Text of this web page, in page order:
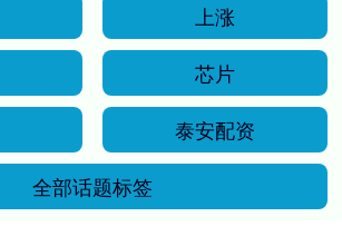
上涨
芯片
泰安配资
全部话题标签